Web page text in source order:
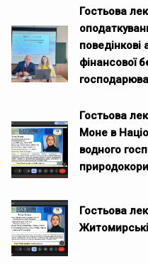
Гостьова
фінансової
Гостьова
Моне в
водного
Гостьова